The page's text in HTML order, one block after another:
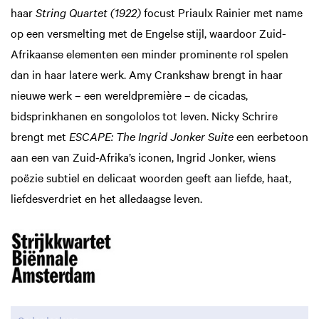
haarString Quartet (1922)focust Priaulx Rainier met name
op een versmelting met de Engelse stijl, waardoor Zuid-
Afrikaanse elementen een minder prominente rol spelen
dan in haar latere werk. Amy Crankshaw brengt in haar
nieuwe werk – een wereldpremière – de cicadas,
bidsprinkhanen en songololos tot leven. Nicky Schrire
brengt met ESCAPE: The Ingrid Jonker Suiteeen eerbetoon
aan een van Zuid-Afrika’s iconen, Ingrid Jonker, wiens
poëzie subtiel en delicaat woorden geeft aan liefde, haat,
liefdesverdriet en het alledaagse leven.